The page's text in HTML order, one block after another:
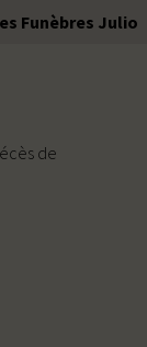
Funèbres Julio
de